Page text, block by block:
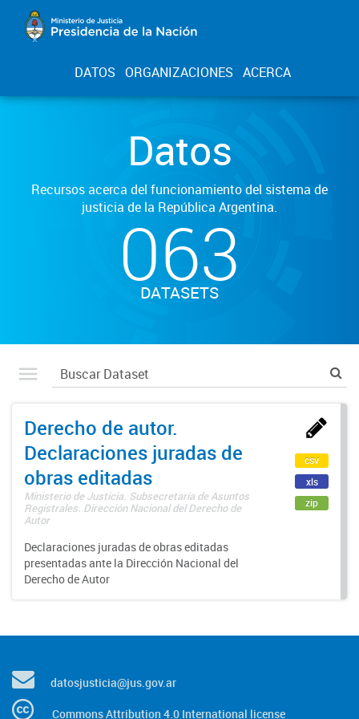
DATOS ORGANIZACIONES ACERCA
Datos
Recursos acerca del funcionamiento del sistema de
justicia de la República Argentina.
063
DATASETS
Derecho de autor.
Declaraciones juradas de
obras editadas
Ministerio de Justicia. Subsecretaría de Asuntos
Registrales. Dirección Nacional del Derecho de
Autor
Declaraciones juradas de obras editadas
presentadas ante la Dirección Nacional del
Derecho de Autor
csv
xls
zip
datosjusticia@jus.gov.ar
Commons Attribution 4.0 International license